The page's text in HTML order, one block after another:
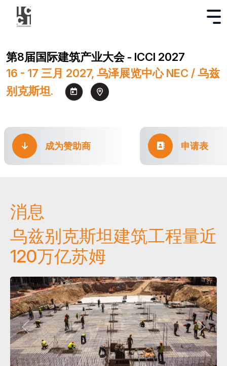
第8届国际建筑产业大会 - ICCI 2027
16 - 17 三月 2027, 乌泽展览中心 NEC / 乌兹
别克斯坦.
成为赞助商 申请表
消息
乌兹别克斯坦建筑工程量近
120万亿苏姆